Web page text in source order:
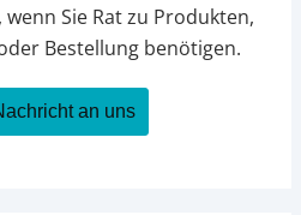
Sie Rat zu Produkten,
Bestellung benötigen.
an uns